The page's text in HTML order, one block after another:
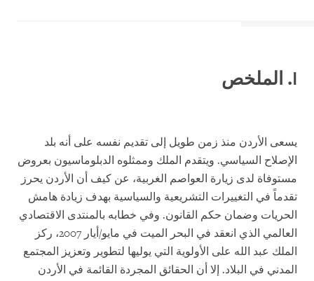
I
. الملخص
يسعى الأردن منذ زمن طويل إلى تقديم نفسه على أنه بلد
الإصلاح السياسي. ويتقدم الملك وممثلوه الدبلوماسيون بعروض
مستوفاة لدى زيارة العواصم الغربية، عن كيف أن الأردن يحرز
تقدماً في التغييرات التشريعية والسياسية بهدف زيادة هامش
الحريات وضمان حكم القانون. وفي خطابه بالمنتدى الاقتصادي
العالمي الذي انعقد في البحر الميت في مايو/أيار 2007، ركز
الملك عبد الله على الأولوية التي يوليها لتطوير وتعزيز المجتمع
المدني في البلاد. إلا أن الحقائق المجردة القائمة في الأردن